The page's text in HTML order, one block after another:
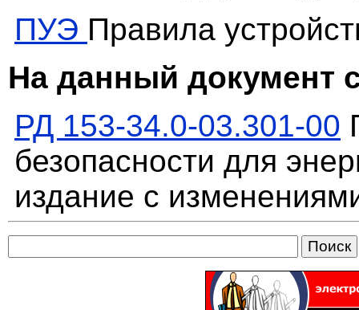
ПУЭ Правила
На данный документ
РД 153-34.0-03.301-00
безопасности для
издание с